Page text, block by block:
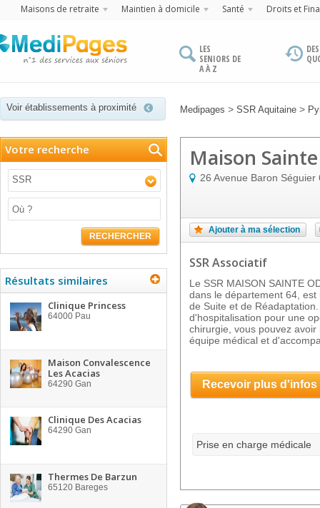
Maisons de retraite Maintien à domicile Santé Droits et
LES
SENIORS DE
A À Z
Voir établissements à proximité Medipages > SSR Aquitaine >
Votre recherche
SSR
RECHERCHER
Résultats similaires
Clinique Princess
64000 Pau
Maison Convalescence
Les Acacias
64290 Gan
Clinique Des Acacias
64290 Gan
Thermes De Barzun
65120 Bareges
Maison
26 Avenue Baron Séguier
Ajouter à ma sélection
SSR Associatif
Le SSR MAISON SAINTE
dans le département 64,
de Suite et de
d'hospitalisation pour une
chirurgie, vous pouvez
équipe médical et
Recevoir plus d'infos
Prise en charge médicale